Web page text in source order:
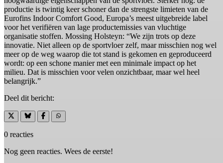
productie is twintig keer schoner dan de strengste limieten van de
Eurofins Indoor Comfort Good, Europa’s meest uitgebreide label
voor het verifiëren van lage productemissies van vluchtige
organisatie stoffen. Mossing Holsteyn: “We zijn trots op deze
innovatie. Niet alleen op de sportvloer zelf, maar misschien nog wel
meer op de weg waarop die tot stand is gekomen en geproduceerd
wordt: op een schone manier met een minimale impact op het
milieu. Dat is misschien voor velen onzichtbaar, maar wel heel
belangrijk.”
Deel dit bericht:
0 reacties
Nog geen reacties. Wees de eerste!